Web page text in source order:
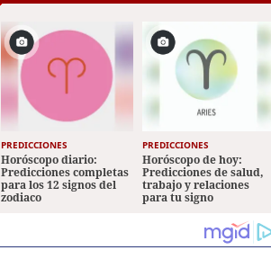
PREDICCIONES
Horóscopo diario:
Predicciones completas
para los 12 signos del
zodiaco
PREDICCIONES
Horóscopo de hoy:
Predicciones de salud,
trabajo y relaciones
para tu signo